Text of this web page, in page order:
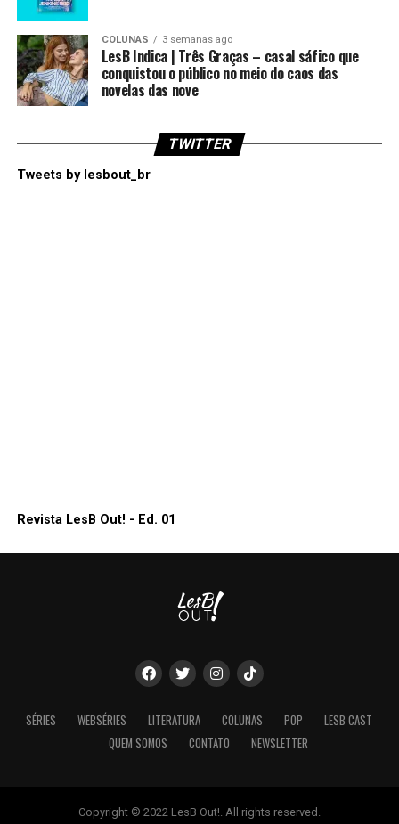
COLUNAS 3 semanas ago
LesB Indica | Três Graças – casal sáfico que
conquistou o público no meio do caos das
novelas das nove
TWITTER
Tweets by lesbout_br
Revista LesB Out! - Ed. 01
SÉRIES WEBSÉRIES LITERATURA COLUNAS POP
LESB CAST
QUEM SOMOS
CONTATO NEWSLETTER
Copyright © 2022 LesB Out!. All rights reserved.